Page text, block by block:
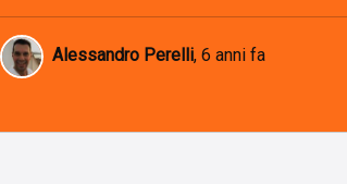
Alessandro Perelli, 6 anni fa